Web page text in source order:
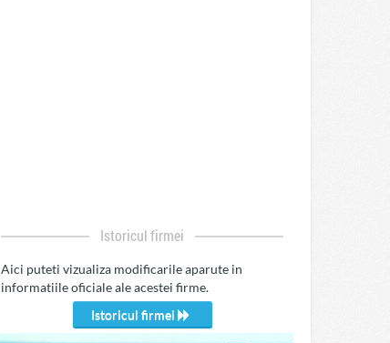
Istoricul firmei
Aici puteti vizualiza modificarile aparute in
informatiile oficiale ale acestei firme.
Istoricul firmei